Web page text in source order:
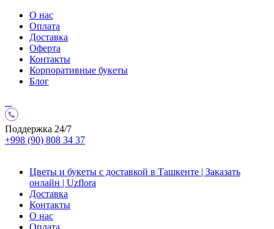
О нас
Оплата
Доставка
Оферта
Контакты
Корпоративные букеты
Блог
Поддержка 24/7
+998 (90) 808 34 37
Цветы и букеты с доставкой в Ташкенте | Заказать
онлайн | Uzflora
Доставка
Контакты
О нас
Оплата